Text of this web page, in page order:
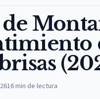
16min de lectura